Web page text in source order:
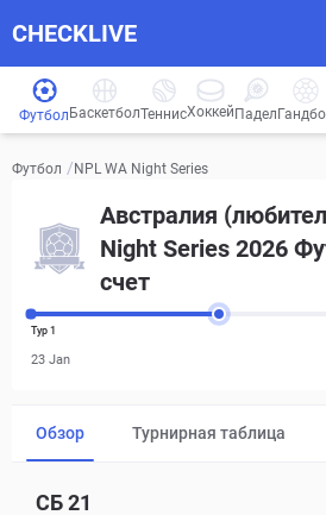
CHECKLIVE
Футбол БаскетболТеннисХоккей Падел
Футбол /NPL WA Night Series
Австралия
Night Series 2026
счет
Тур 1
23 Jan
Обзор Турнирная таблица
СБ21